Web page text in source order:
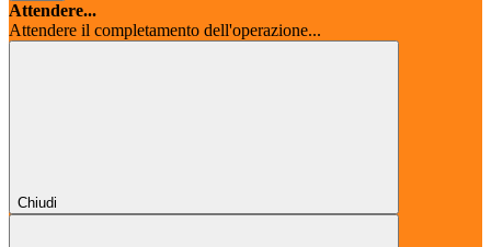
Attendere...
Attendere il completamento dell'operazione...
Chiudi